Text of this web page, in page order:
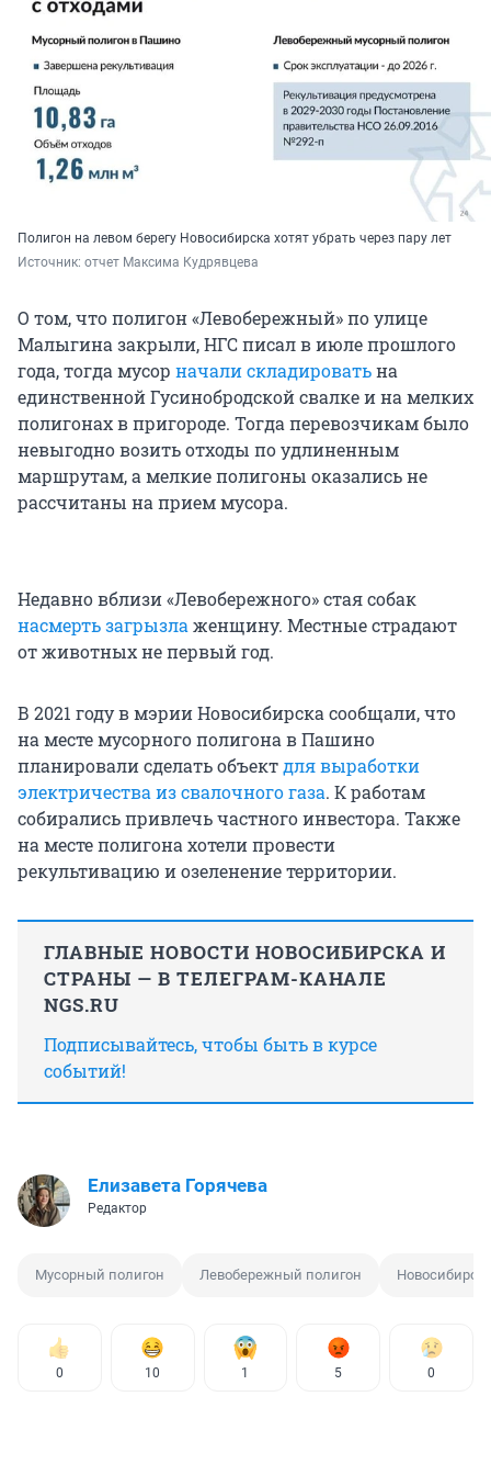
Полигон на левом берегу Новосибирска хотят убрать через пару лет
Источник: отчет Максима Кудрявцева
О том, что полигон «Левобережный» по улице
Малыгина закрыли, НГС писал в июле прошлого
года, тогда мусор начали складироватьна
единственной Гусинобродской свалке и на мелких
полигонах в пригороде. Тогда перевозчикам было
невыгодно возить отходы по удлиненным
маршрутам, а мелкие полигоны оказались не
рассчитаны на прием мусора.
Недавно вблизи «Левобережного» стая собак
насмерть загрызлаженщину. Местные страдают
от животных не первый год.
В 2021 году в мэрии Новосибирска сообщали, что
на месте мусорного полигона в Пашино
планировали сделать объектдля выработки
электричества из свалочного газа. К работам
собирались привлечь частного инвестора. Также
на месте полигона хотели провести
рекультивацию и озеленение территории.
ГЛАВНЫЕ НОВОСТИ НОВОСИБИРСКА И
СТРАНЫ — В ТЕЛЕГРАМ-КАНАЛЕ
NGS.RU
Подписывайтесь, чтобы быть в курсе
событий!
Елизавета Горячева
Редактор
Мусорный полигон Левобережный полигон Новосибирск
0 10 1 5 0